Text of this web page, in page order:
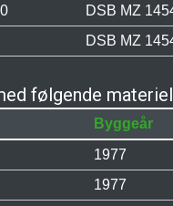
DSB MZ
DSB MZ
følgende materiel
Byggeår
1977
1977